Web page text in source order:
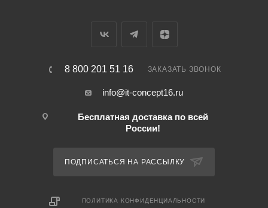
8 800 201 51 16 ЗАКАЗАТЬ ЗВОНОК
info@it-concept16.ru
Бесплатная доставка по всей
России!
ПОДПИСАТЬСЯ НА РАССЫЛКУ
ПОЛИТИКА КОНФИДЕНЦИАЛЬНОСТИ